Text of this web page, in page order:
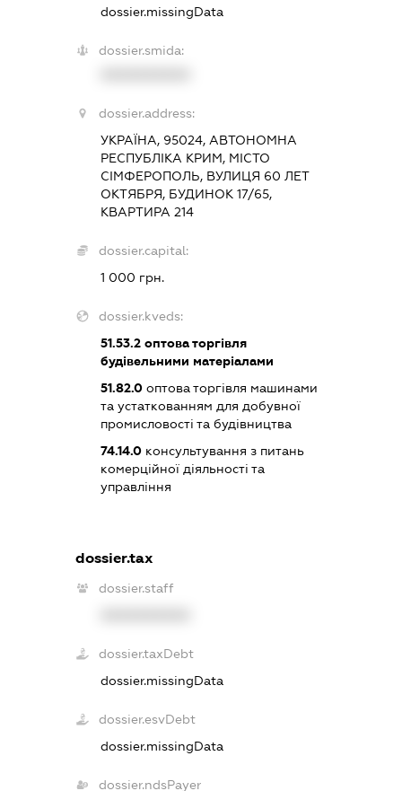
dossier.missingData
dossier.smida:
dossier.address:
УКРАЇНА, 95024, АВТОНОМНА
РЕСПУБЛІКА КРИМ, МІСТО
СІМФЕРОПОЛЬ, ВУЛИЦЯ 60 ЛЕТ
ОКТЯБРЯ, БУДИНОК 17/65,
КВАРТИРА 214
dossier.capital:
1 000 грн.
dossier.kveds:
51.53.2оптова торгівля
будівельними матеріалами
51.82.0оптова торгівля машинами
та устаткованням для добувної
промисловості та будівництва
74.14.0консультування з питань
комерційної діяльності та
управління
dossier.tax
dossier.staff
dossier.taxDebt
dossier.missingData
dossier.esvDebt
dossier.missingData
dossier.ndsPayer